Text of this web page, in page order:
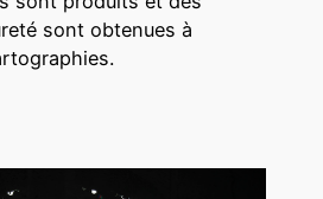
sont obtenues à